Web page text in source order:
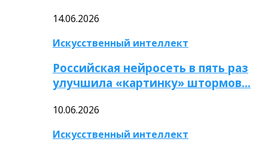
14.06.2026
Искусственный интеллект
Российская нейросеть в пять раз
улучшила «картинку» штормов…
10.06.2026
Искусственный интеллект